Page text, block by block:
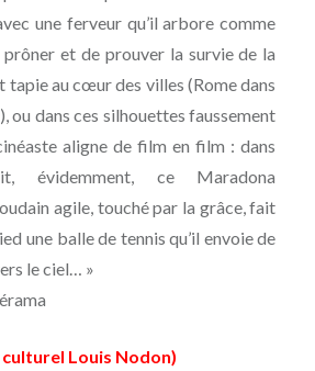
une ferveur qu’il arbore comme
et de prouver la survie de la
tapie au cœur des villes (Rome dans
), ou dans ces silhouettes faussement
aligne de film en film : dans
évidemment, ce Maradona
agile, touché par la grâce, fait
une balle de tennis qu’il envoie de
le ciel… »
Louis Nodon)